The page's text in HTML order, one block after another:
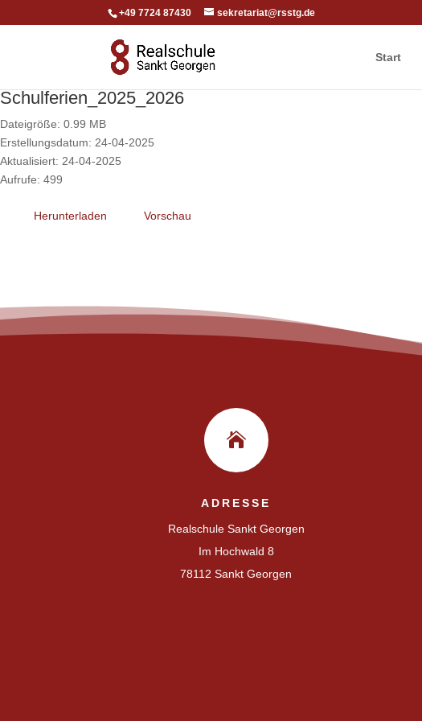
+49 7724 87430 sekretariat@rsstg.de
Start
Schulferien_2025_2026
Dateigröße: 0.99 MB
Erstellungsdatum: 24-04-2025
Aktualisiert: 24-04-2025
Aufrufe: 499
Herunterladen Vorschau

ADRESSE
Realschule Sankt Georgen
Im Hochwald 8
78112 Sankt Georgen